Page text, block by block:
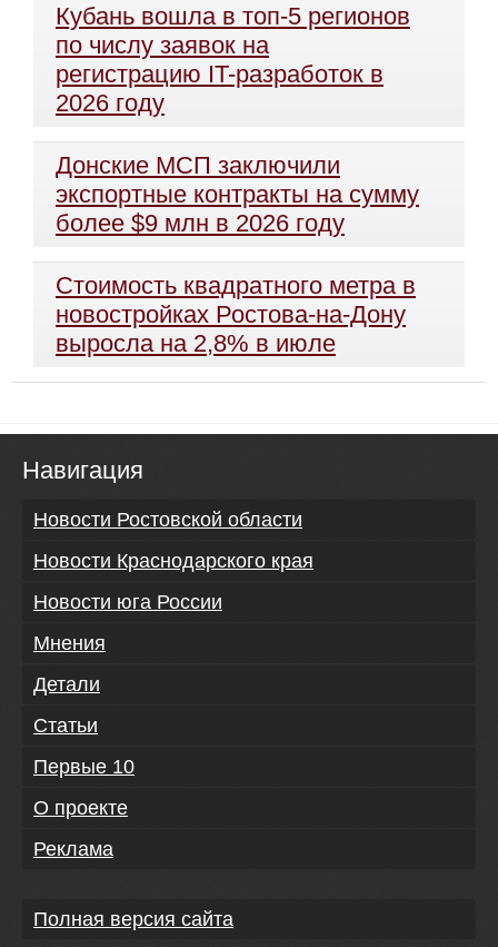
Кубань вошла в топ-5 регионов
по числу заявок на
регистрацию IT-разработок в
2026 году
Донские МСП заключили
экспортные контракты на сумму
более $9 млн в 2026 году
Стоимость квадратного метра в
новостройках Ростова-на-Дону
выросла на 2,8% в июле
Навигация
Новости Ростовской области
Новости Краснодарского края
Новости юга России
Мнения
Детали
Статьи
Первые 10
О проекте
Реклама
Полная версия сайта